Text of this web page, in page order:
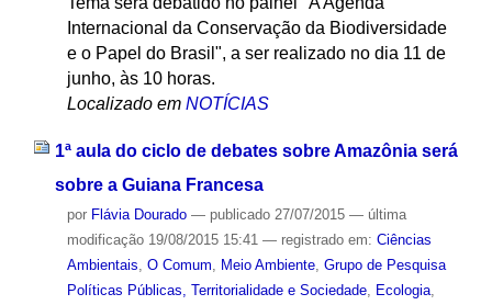
Internacional da Conservação da Biodiversidade
e o Papel do Brasil", a ser realizado no dia 11 de
junho, às 10 horas.
Localizado em NOTÍCIAS
1ª aula do ciclo de debates sobre Amazônia será
sobre a Guiana Francesa
por Flávia Dourado — publicado27/07/2015 — última
modificação19/08/2015 15:41 — registrado em: Ciências
Ambientais O Comum Meio Ambiente, Grupo de Pesquisa
Políticas Públicas, Territorialidade e Sociedade, Ecologia,